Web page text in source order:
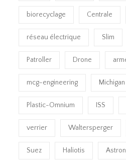
biorecyclage Centrale
réseau électrique Slim
Patroller Drone
mcg-engineering Michigan
Plastic-Omnium ISS
verrier Waltersperger
Suez Haliotis